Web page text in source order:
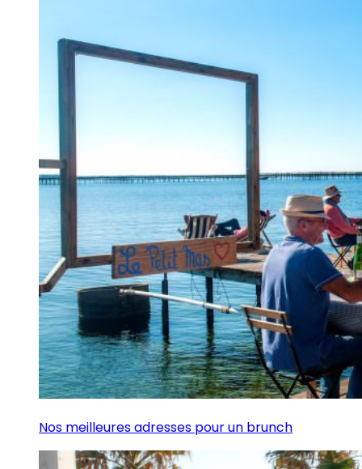
Nos meilleures adresses pour un brunch